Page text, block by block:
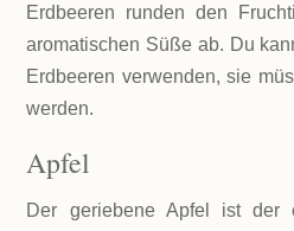
Erdbeeren runden den
aromatischen Süße ab. Du
Erdbeeren verwenden, sie
werden.
Apfel
Der geriebene Apfel ist der